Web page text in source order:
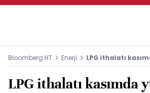
Bloomberg HT Enerji LPG ithalatı
LPG ithalatı kasımda